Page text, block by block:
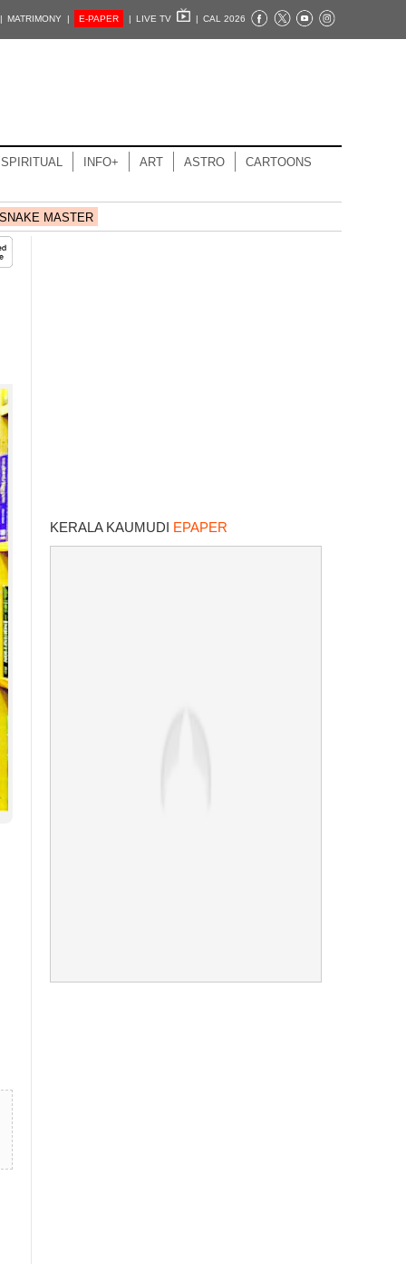
| MATRIMONY | E-PAPER | LIVE TV | CAL 2026
SPIRITUAL INFO+ ART ASTRO CARTOONS
SNAKE MASTER
KERALA KAUMUDI EPAPER